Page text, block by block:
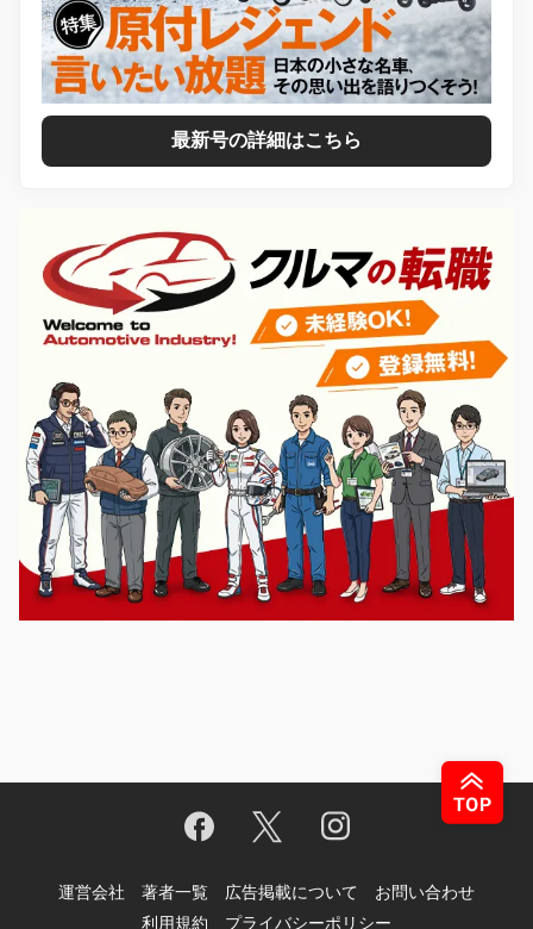
最新号の詳細はこちら
運営会社 著者一覧 広告掲載について
お問い合わせ
利用規約
プライバシーポリシー